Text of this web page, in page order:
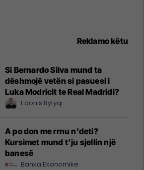
Reklamo këtu
Si Bernardo Silva mund ta
dëshmojë vetën si pasuesi i
Luka Modricit te Real Madridi?
Edonis Bytyqi
A po don me rrnu n’deti?
Kursimet mund t’ju sjellin një
banesë
Banka Ekonomike